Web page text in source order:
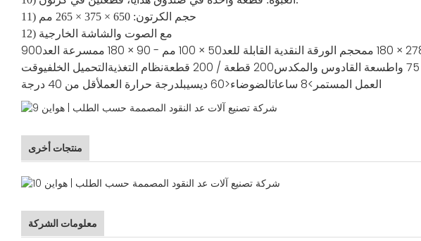
11) حجم الكرتون: 650 × 375 × 265 مم
12) مع الصوت والشاشة الخارجية
حجم الورقة النقدية القابلة للعد50 × 100 مم - 90 × 180 مم سرعة العد900
سعة القادوس والمكدس200 قطعة / 200 قطعة نظام التغذيةالتحميل الخلفيوقت
العمل المستمر >8 ساعات الضوضاء<60 ديسيبل درجة حرارة العملأقل من 40 درجة
منتجات أخرى
معلومات الشركة